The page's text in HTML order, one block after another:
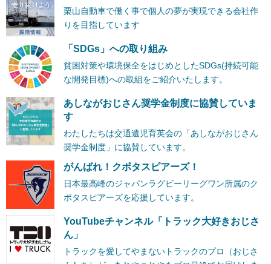
栗山自動車で働く事で個人の夢が実現できる会社作
りを目指しています
「SDGs」への取り組み
貧困対策や環境保全をはじめとしたSDGs(持続可能
な開発目標)への取組をご紹介いたします。
あしながおじさん奨学金制度に協賛していま
す
わたしたちは交通遺児育英会の「あしながおじさん
奨学金制度」に協賛しています。
がんばれ！クボタスピアーズ！
日本最高峰のジャパンラグビーリーグワン所属のク
ボタスピアーズを応援しています。
YouTubeチャンネル「トラック大好きおじさ
ん」
トラックを愛してやまないトラックのプロ（おじさ